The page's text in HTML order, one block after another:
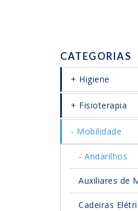
CATEGORIAS
Higiene
Fisioterapia
Mobilidade
Andarilhos
Auxiliares de
Cadeiras